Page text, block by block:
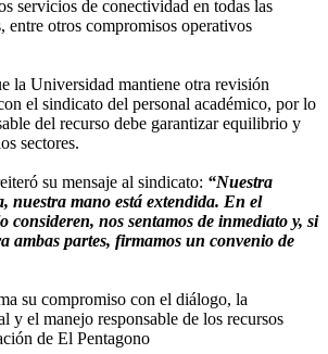
servicios de conectividad en todas las
entre otros compromisos operativos
la Universidad mantiene otra revisión
el sindicato del personal académico, por lo
del recurso debe garantizar equilibrio y
sectores.
su mensaje al sindicato: “Nuestra
nuestra mano está extendida. En el
consideren, nos sentamos de inmediato y, si
ambas partes, firmamos un convenio de
su compromiso con el diálogo, la
y el manejo responsable de los recursos
de El Pentagono